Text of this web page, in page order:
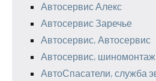
Автосервис Алекс
Автосервис Заречье
Автосервис, Автосервис
Автосервис, шиномонтаж
АвтоСпасатели, служба